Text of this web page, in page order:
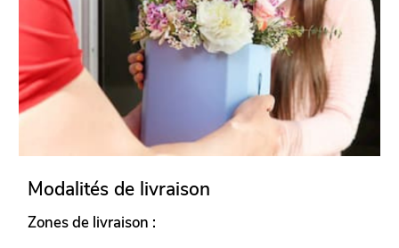
Modalités de livraison
Zones de livraison :